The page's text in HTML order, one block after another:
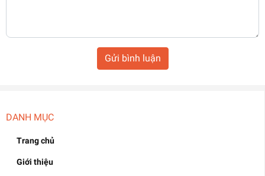
DANH MỤC
Trang chủ
Giới thiệu
Gửi bình luận